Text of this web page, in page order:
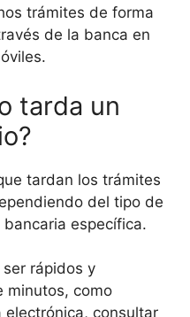
trámites de forma
de la banca en
tarda un
tardan los trámites
del tipo de
específica.
rápidos y
minutos, como
electrónica, consultar